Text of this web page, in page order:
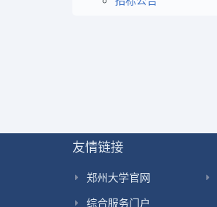
友情链接
郑州大学官网
综合服务门户